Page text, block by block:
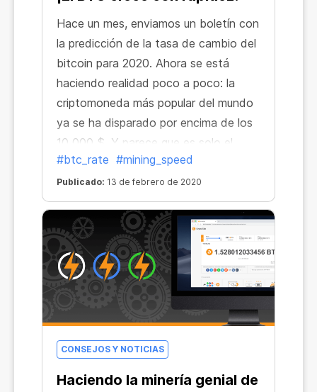
Hace un mes, enviamos un boletín con
la predicción de la tasa de cambio del
bitcoin para 2020. Ahora se está
haciendo realidad poco a poco: la
criptomoneda más popular del mundo
ya se ha disparado por encima de los
10 000 $. Y parece que es solo el
principio.
#btc_rate #mining_speed
Publicado: 13 de febrero de 2020
CONSEJOS Y NOTICIAS
Haciendo la minería genial de